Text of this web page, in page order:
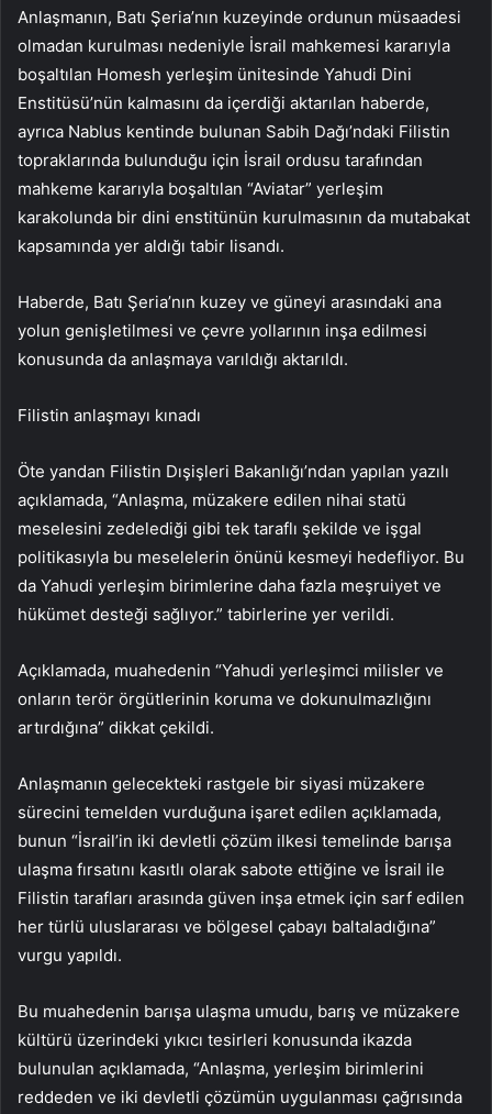
Anlaşmanın, Batı Şeria’nın kuzeyinde ordunun müsaadesi
olmadan kurulması nedeniyle İsrail mahkemesi kararıyla
boşaltılan Homesh yerleşim ünitesinde Yahudi Dini
Enstitüsü’nün kalmasını da içerdiği aktarılan haberde,
ayrıca Nablus kentinde bulunan Sabih Dağı’ndaki Filistin
topraklarında bulunduğu için İsrail ordusu tarafından
mahkeme kararıyla boşaltılan “Aviatar” yerleşim
karakolunda bir dini enstitünün kurulmasının da mutabakat
kapsamında yer aldığı tabir lisandı.
Haberde, Batı Şeria’nın kuzey ve güneyi arasındaki ana
yolun genişletilmesi ve çevre yollarının inşa edilmesi
konusunda da anlaşmaya varıldığı aktarıldı.
Filistin anlaşmayı kınadı
Öte yandan Filistin Dışişleri Bakanlığı’ndan yapılan yazılı
açıklamada, “Anlaşma, müzakere edilen nihai statü
meselesini zedelediği gibi tek taraflı şekilde ve işgal
politikasıyla bu meselelerin önünü kesmeyi hedefliyor. Bu
da Yahudi yerleşim birimlerine daha fazla meşruiyet ve
hükümet desteği sağlıyor.” tabirlerine yer verildi.
Açıklamada, muahedenin “Yahudi yerleşimci milisler ve
onların terör örgütlerinin koruma ve dokunulmazlığını
artırdığına” dikkat çekildi.
Anlaşmanın gelecekteki rastgele bir siyasi müzakere
sürecini temelden vurduğuna işaret edilen açıklamada,
bunun “İsrail’in iki devletli çözüm ilkesi temelinde barışa
ulaşma fırsatını kasıtlı olarak sabote ettiğine ve İsrail ile
Filistin tarafları arasında güven inşa etmek için sarf edilen
her türlü uluslararası ve bölgesel çabayı baltaladığına”
vurgu yapıldı.
Bu muahedenin barışa ulaşma umudu, barış ve müzakere
kültürü üzerindeki yıkıcı tesirleri konusunda ikazda
bulunulan açıklamada, “Anlaşma, yerleşim birimlerini
reddeden ve iki devletli çözümün uygulanması çağrısında